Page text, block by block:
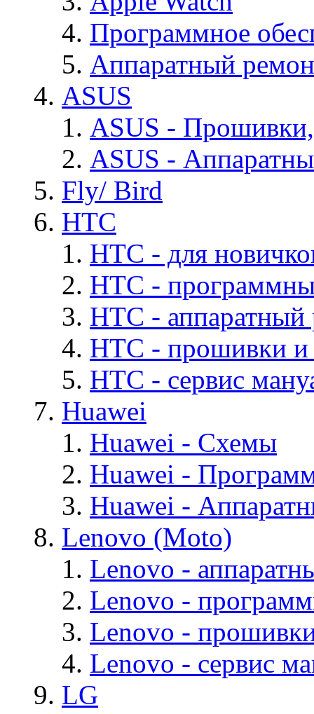
Программное
Аппаратный
ASUS
ASUS -
ASUS -
Fly/ Bird
HTC
HTC - для
HTC -
HTC - аппаратный
HTC - прошивки
HTC - cервис
Huawei
Huawei - Cхемы
Huawei -
Huawei -
Lenovo (Moto)
Lenovo -
Lenovo -
Lenovo -
Lenovo - cервис
LG